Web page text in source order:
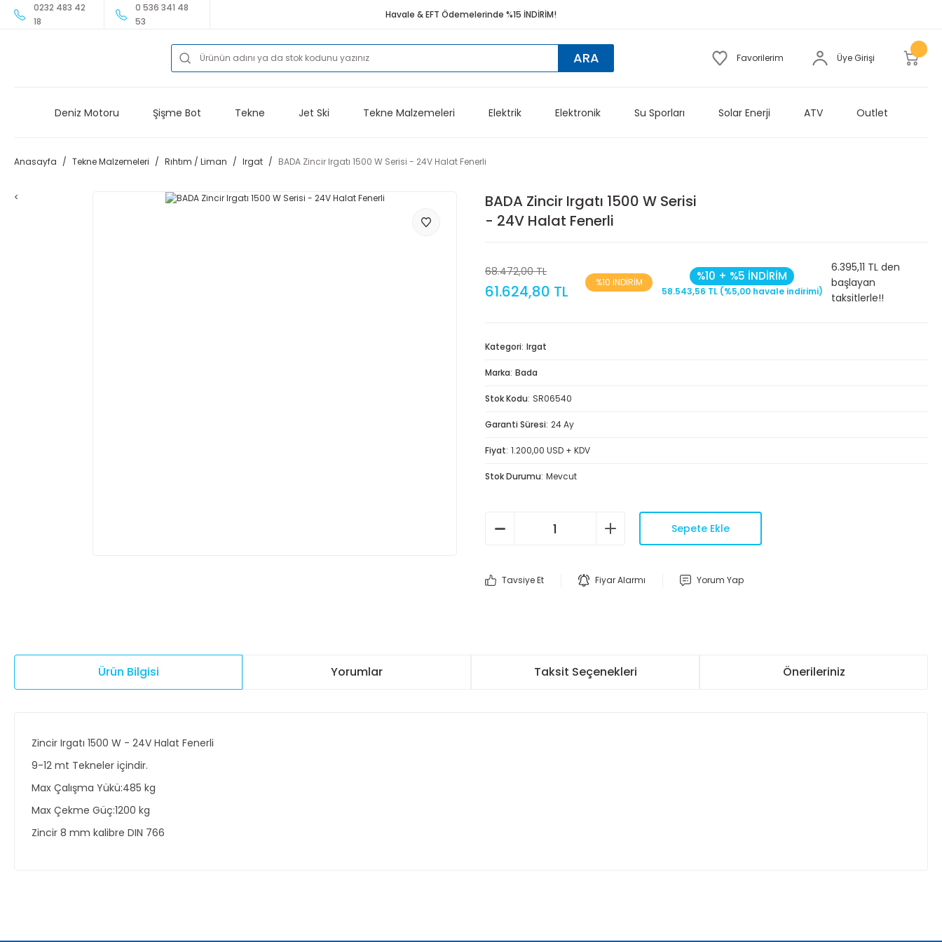
0232 483 42
18
0 536 341 48
53
Havale & EFT Ödemelerinde %15 İNDİRİM!
ARA Favorilerim Üye Girişi
Deniz Motoru Şişme Bot Tekne Jet Ski Tekne Malzemeleri Elektrik Elektronik Su Sporları Solar Enerji ATV Outlet
Anasayfa Tekne Malzemeleri Rıhtım / Liman Irgat BADA Zincir Irgatı 1500 W Serisi - 24V Halat Fenerli
<
BADA Zincir Irgatı 1500 W Serisi
- 24V Halat Fenerli
68.472,00 TL
61.624,80 TL %10 İNDİRİM %10 + %5 İNDİRİM
58.543,56 TL (%5,00 havale indirimi)
6.395,11 TL den
başlayan
taksitlerle!!
Kategori Irgat
Marka Bada
Stok Kodu SR06540
Garanti Süresi 24 Ay
Fiyat 1.200,00 USD + KDV
Stok Durumu Mevcut
Sepete Ekle
Tavsiye Et Fiyar Alarmı Yorum Yap
Ürün Bilgisi Yorumlar Taksit Seçenekleri Önerileriniz
Zincir Irgatı 1500 W - 24V Halat Fenerli
9-12 mt Tekneler içindir.
Max Çalışma Yükü:485 kg
Max Çekme Güç:1200 kg
Zincir 8 mm kalibre DIN 766